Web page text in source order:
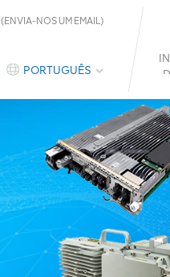
(ENVIA-NOS UM EMAIL)
PORTUGUÊS